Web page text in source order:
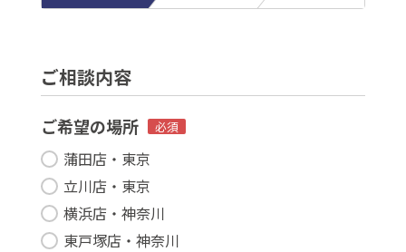
ご相談内容
ご希望の場所 必須
蒲田店・東京
立川店・東京
横浜店・神奈川
東戸塚店・神奈川